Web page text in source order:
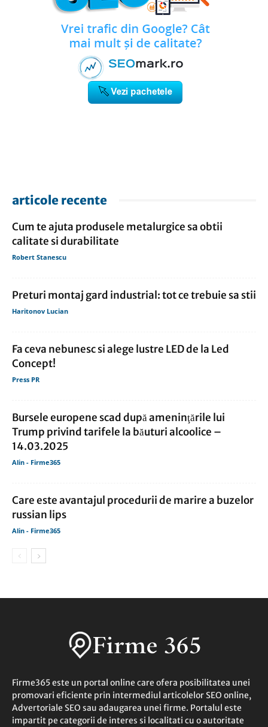
articole recente
Cum te ajuta produsele metalurgice sa obtii
calitate si durabilitate
Robert Stanescu
Preturi montaj gard industrial: tot ce trebuie sa stii
Haritonov Lucian
Fa ceva nebunesc si alege lustre LED de la Led
Concept!
Press PR
Bursele europene scad după ameninţările lui
Trump privind tarifele la băuturi alcoolice –
14.03.2025
Alin - Firme365
Care este avantajul procedurii de marire a buzelor
russian lips
Alin - Firme365
Firme365 este un portal online care ofera posibilitatea unei
promovari eficiente prin intermediul articolelor SEO online,
Advertoriale SEO sau adaugarea unei firme. Portalul este
impartit pe categorii de interes si localitati cu o autoritate